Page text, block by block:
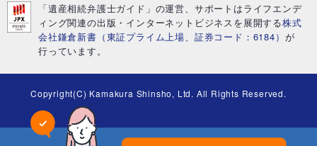
「遺産相続弁護士ガイド」の運営、サポートはライフエンデ
ィング関連の出版・インターネットビジネスを展開する株式
会社鎌倉新書（東証プライム上場、証券コード：6184） が
行っています。
Copyright(C) Kamakura Shinsho, Ltd. All Rights Reserved.